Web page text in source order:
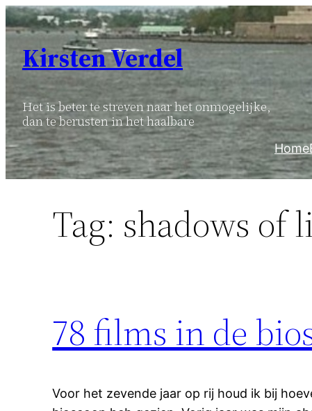
Ga
naar
inhoud
Kirsten Verdel
Het is beter te streven naar het onmogelijke,
dan te berusten in het haalbare
Home
Tag: shadows of
78 films in de
Voor het zevende jaar op rij houd ik bij